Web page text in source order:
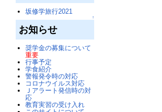
坂修学旅行2021
↑
お知らせ
奨学金の募集について
重要
行事予定
学食紹介
警報発令時の対応
コロナウイルス対応
Ｊアラート発信時の対
応
教育実習の受け入れ